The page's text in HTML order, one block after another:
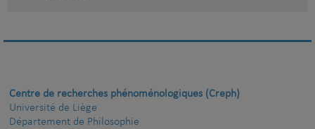
Centre de recherches phénoménologiques (Creph)
Université de Liège
Département de Philosophie